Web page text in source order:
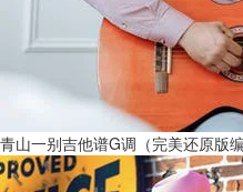
青山一别吉他谱G调（完美还原版